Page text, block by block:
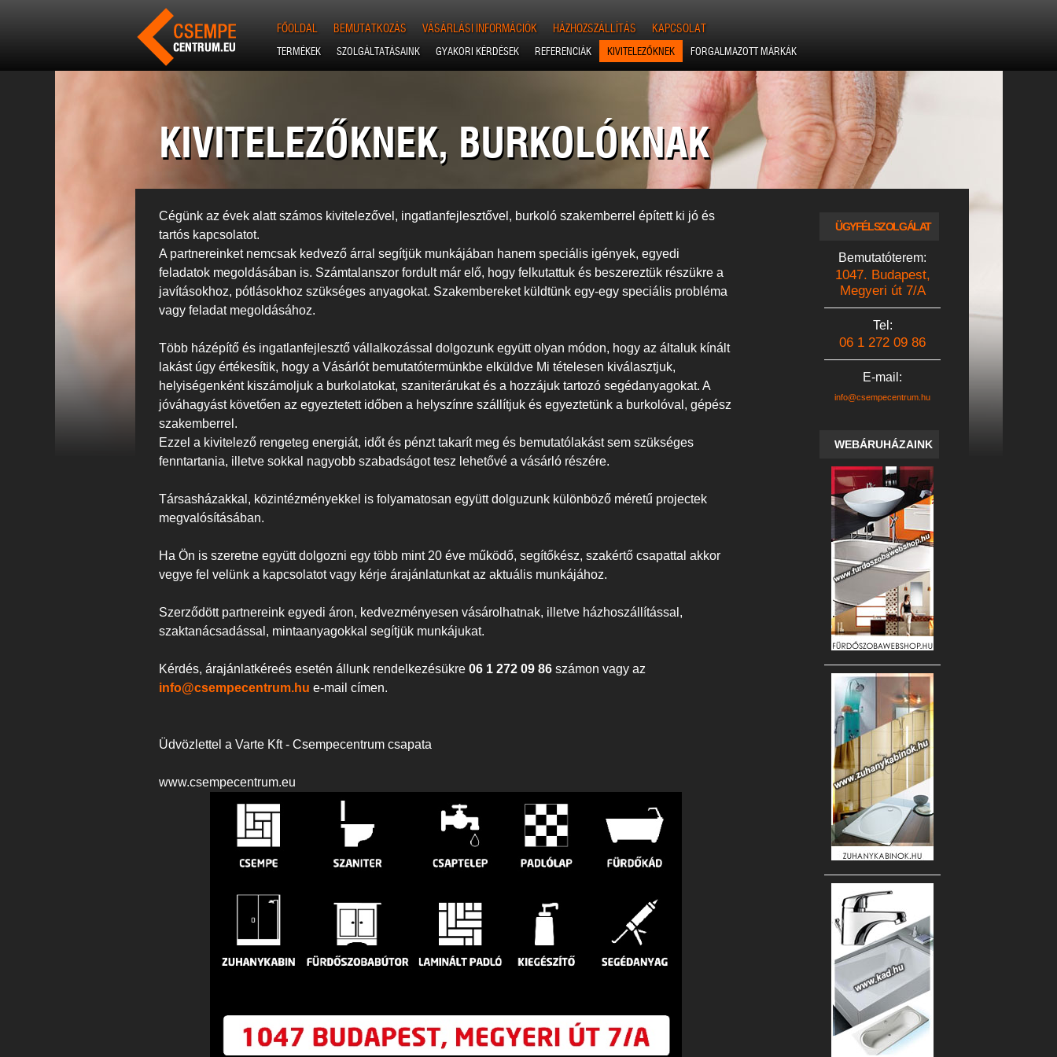
FŐOLDAL BEMUTATKOZÁS VÁSÁRLÁSI INFORMÁCIÓK HÁZHOZSZÁLLÍTÁS KAPCSOLAT
TERMÉKEK SZOLGÁLTATÁSAINK GYAKORI KÉRDÉSEK REFERENCIÁK KIVITELEZŐKNEK FORGALMAZOTT MÁRKÁK
ÜGYFÉLSZOLGÁLAT
Bemutatóterem:
1047. Budapest,
Megyeri út 7/A
Tel:
06 1 272 09 86
E-mail:
info@csempecentrum.hu
WEBÁRUHÁZAINK
KIVITELEZŐKNEK, BURKOLÓKNAK
Cégünk az évek alatt számos kivitelezővel, ingatlanfejlesztővel, burkoló szakemberrel épített ki jó és
tartós kapcsolatot.
A partnereinket nemcsak kedvező árral segítjük munkájában hanem speciális igények, egyedi
feladatok megoldásában is. Számtalanszor fordult már elő, hogy felkutattuk és beszereztük részükre a
javításokhoz, pótlásokhoz szükséges anyagokat. Szakembereket küldtünk egy-egy speciális probléma
vagy feladat megoldásához.
Több házépítő és ingatlanfejlesztő vállalkozással dolgozunk együtt olyan módon, hogy az általuk kínált
lakást úgy értékesítik, hogy a Vásárlót bemutatótermünkbe elküldve Mi tételesen kiválasztjuk,
helyiségenként kiszámoljuk a burkolatokat, szaniterárukat és a hozzájuk tartozó segédanyagokat. A
jóváhagyást követően az egyeztetett időben a helyszínre szállítjuk és egyeztetünk a burkolóval, gépész
szakemberrel.
Ezzel a kivitelező rengeteg energiát, időt és pénzt takarít meg és bemutatólakást sem szükséges
fenntartania, illetve sokkal nagyobb szabadságot tesz lehetővé a vásárló részére.
Társasházakkal, közintézményekkel is folyamatosan együtt dolguzunk különböző méretű projectek
megvalósításában.
Ha Ön is szeretne együtt dolgozni egy több mint 20 éve működő, segítőkész, szakértő csapattal akkor
vegye fel velünk a kapcsolatot vagy kérje árajánlatunkat az aktuális munkájához.
Szerződött partnereink egyedi áron, kedvezményesen vásárolhatnak, illetve házhoszállítással,
szaktanácsadással, mintaanyagokkal segítjük munkájukat.
Kérdés, árajánlatkéreés esetén állunk rendelkezésükre 06 1 272 09 86 számon vagy az
info@csempecentrum.hu e-mail címen.
Üdvözlettel a Varte Kft - Csempecentrum csapata
www.csempecentrum.eu